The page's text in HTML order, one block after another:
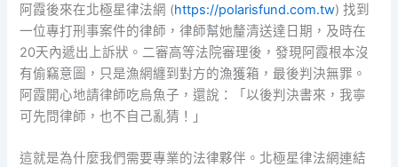
阿霞後來在北極星律法網 (https://polarisfund.com.tw) 找到
一位專打刑事案件的律師，律師幫她釐清送達日期，及時在
20天內遞出上訴狀。二審高等法院審理後，發現阿霞根本沒
有偷竊意圖，只是漁網纏到對方的漁獲箱，最後判決無罪。
阿霞開心地請律師吃烏魚子，還說：「以後判決書來，我寧
可先問律師，也不自己亂猜！」
這就是為什麼我們需要專業的法律夥伴。北極星律法網連結